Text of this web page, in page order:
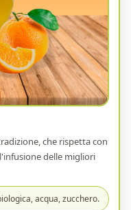
che rispetta con
delle migliori
acqua, zucchero.